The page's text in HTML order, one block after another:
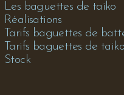
Les baguettes de taiko
Réalisations
Tarifs baguettes de
Tarifs baguettes de taiko
Stock